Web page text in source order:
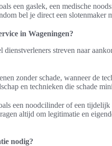
een gaslek, een medische
bel je direct een slotenmaker
in Wageningen?
dienstverleners streven naar
zonder schade, wanneer de
en technieken die schade
een noodcilinder of een
altijd om legitimatie en
nodig?